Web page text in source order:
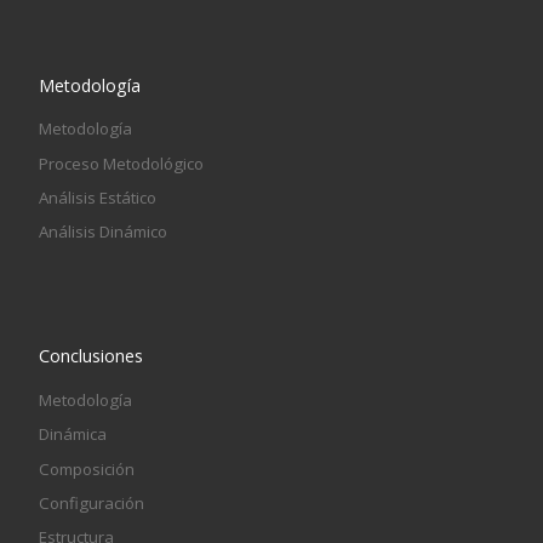
Metodología
Metodología
Proceso Metodológico
Análisis Estático
Análisis Dinámico
Conclusiones
Metodología
Dinámica
Composición
Configuración
Estructura